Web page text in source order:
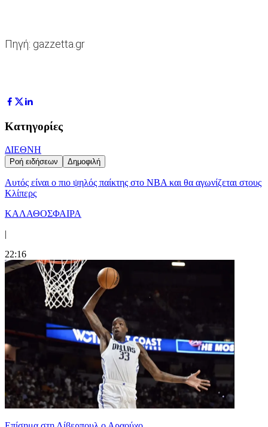
Πηγή: gazzetta.gr
Κατηγορίες
ΔΙΕΘΝΗ
Ροή ειδήσεων Δημοφιλή
Αυτός είναι ο πιο ψηλός παίκτης στο NBA και θα αγωνίζεται στους
Κλίπερς
ΚΑΛΑΘΟΣΦΑΙΡΑ
|
22:16